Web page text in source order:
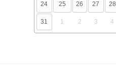
24 25 26 27 28
31 1 2 3 4